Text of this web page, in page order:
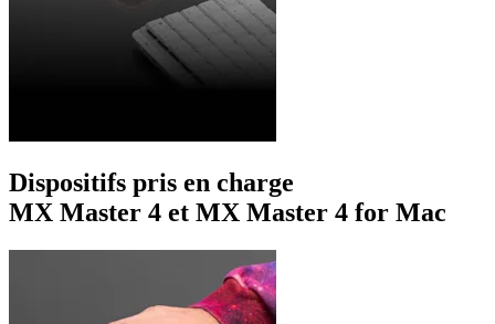
Dispositifs pris en charge
MX Master 4 et MX Master 4 for Mac